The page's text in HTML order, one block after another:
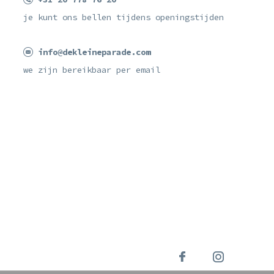
je kunt ons bellen tijdens openingstijden
info@dekleineparade.com
we zijn bereikbaar per email